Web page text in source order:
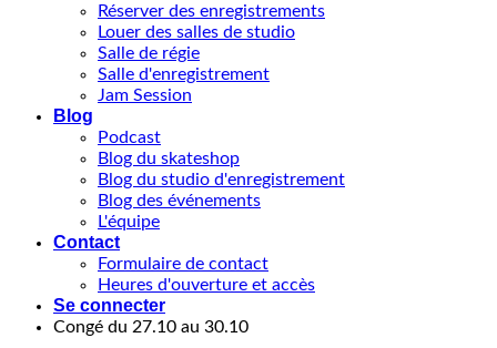
Réserver des enregistrements
Louer des salles de studio
Salle de régie
Salle d'enregistrement
Jam Session
Blog
Podcast
Blog du skateshop
Blog du studio d'enregistrement
Blog des événements
L'équipe
Contact
Formulaire de contact
Heures d'ouverture et accès
Se connecter
Congé du 27.10 au 30.10